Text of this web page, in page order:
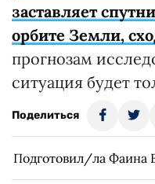
заставляет
орбите Земли,
прогнозам
ситуация будет
Поделиться
Подготовил/ла Фаина